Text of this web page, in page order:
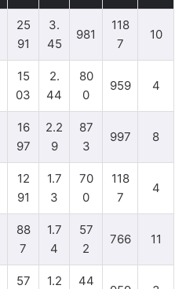
25
91
3.
45
981
118
7
10
15
03
2.
44
80
0
959 4
16
97
2.2
9
87
3
997 8
12
91
1.7
3
70
0
118
7
4
88
7
1.7
4
57
2
766 11
57 1.2 44